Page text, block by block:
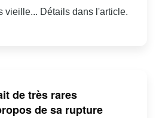
vieille... Détails dans l'article.
de très rares
de sa rupture